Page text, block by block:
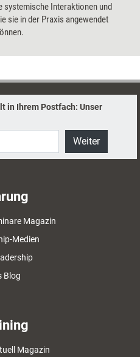
systemische Interaktionen und
sie in der Praxis angewendet
in Ihrem Postfach: Unser
Weiter
Magazin
Medien
Blog
Magazin